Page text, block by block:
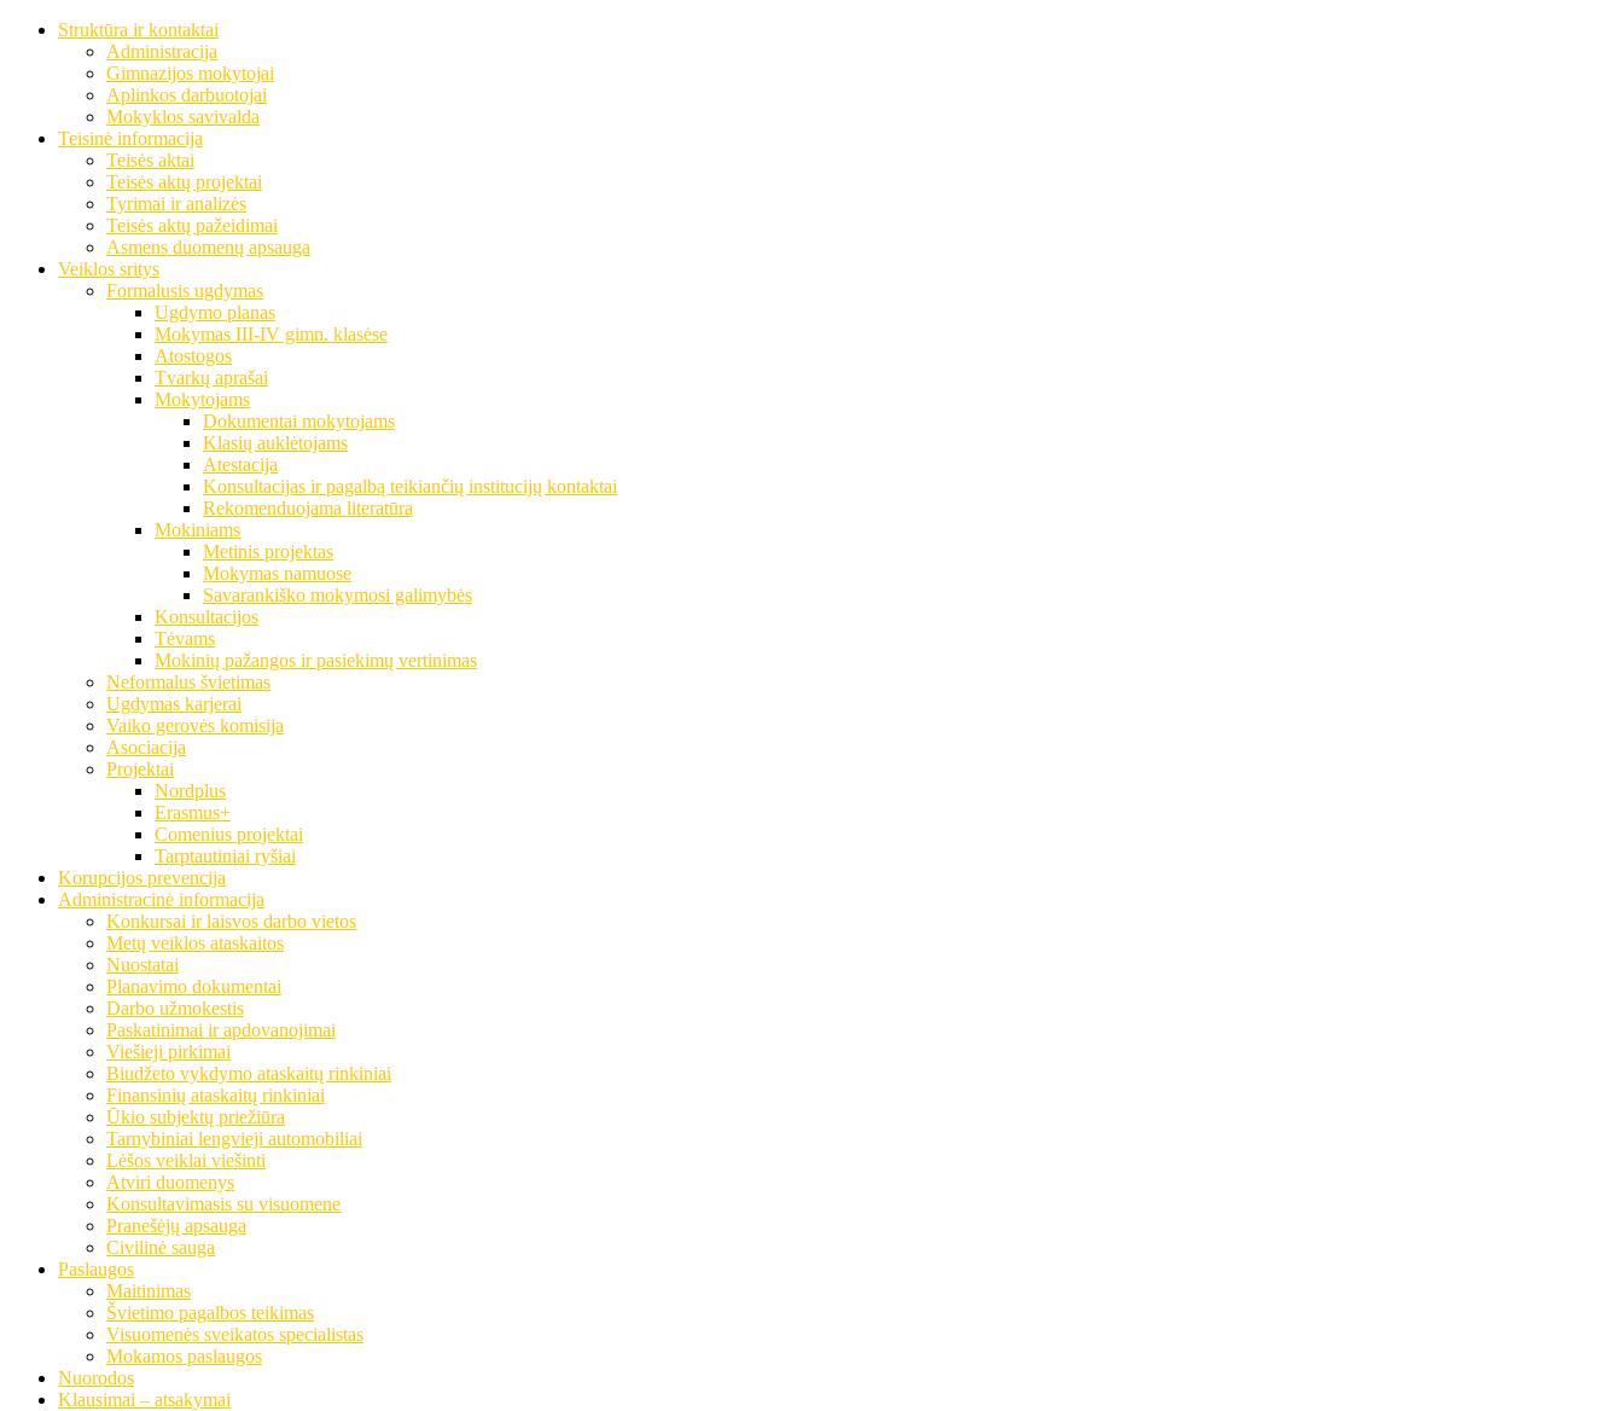
Struktūra ir kontaktai
Administracija
Gimnazijos mokytojai
Aplinkos darbuotojai
Mokyklos savivalda
Teisinė informacija
Teisės aktai
Teisės aktų projektai
Tyrimai ir analizės
Teisės aktų pažeidimai
Asmens duomenų apsauga
Veiklos sritys
Formalusis ugdymas
Ugdymo planas
Mokymas III-IV gimn. klasėse
Atostogos
Tvarkų aprašai
Mokytojams
Dokumentai mokytojams
Klasių auklėtojams
Atestacija
Konsultacijas ir pagalbą teikiančių institucijų kontaktai
Rekomenduojama literatūra
Mokiniams
Metinis projektas
Mokymas namuose
Savarankiško mokymosi galimybės
Konsultacijos
Tėvams
Mokinių pažangos ir pasiekimų vertinimas
Neformalus švietimas
Ugdymas karjerai
Vaiko gerovės komisija
Asociacija
Projektai
Nordplus
Erasmus+
Comenius projektai
Tarptautiniai ryšiai
Korupcijos prevencija
Administracinė informacija
Konkursai ir laisvos darbo vietos
Metų veiklos ataskaitos
Nuostatai
Planavimo dokumentai
Darbo užmokestis
Paskatinimai ir apdovanojimai
Viešieji pirkimai
Biudžeto vykdymo ataskaitų rinkiniai
Finansinių ataskaitų rinkiniai
Ūkio subjektų priežiūra
Tarnybiniai lengvieji automobiliai
Lėšos veiklai viešinti
Atviri duomenys
Konsultavimasis su visuomene
Pranešėjų apsauga
Civilinė sauga
Paslaugos
Maitinimas
Švietimo pagalbos teikimas
Visuomenės sveikatos specialistas
Mokamos paslaugos
Nuorodos
Klausimai – atsakymai